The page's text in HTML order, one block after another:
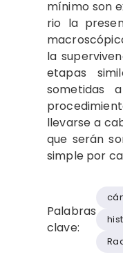
mínimo son
rio la
la
etapas
sometidas
llevarse a
que serán
simple por
Palabras
clave: